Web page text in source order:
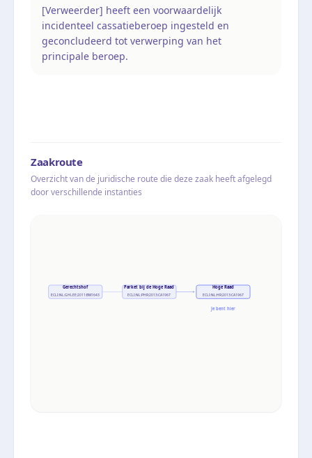
[Verweerder] heeft een voorwaardelijk
incidenteel cassatieberoep ingesteld en
geconcludeerd tot verwerping van het
principale beroep.
Zaakroute
Overzicht van de juridische route die deze zaak heeft afgelegd
door verschillende instanties
Gerechtshof
ECLI:NL:GHLEE:2011:BW1643
Parket bij de Hoge Raad
ECLI:NL:PHR:2013:CA1967
Hoge Raad
ECLI:NL:HR:2013:CA1967
Je bent hier